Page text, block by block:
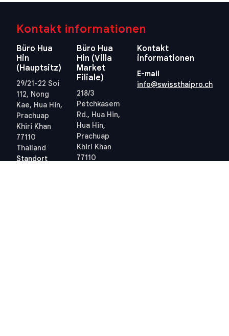
Kontakt informationen
Büro Hua
Hin
(Hauptsitz)
29/21-22 Soi
112, Nong
Kae, Hua Hin,
Prachuap
Khiri Khan
77110
Thailand
Standort
Büro Hua
Hin (Villa
Market
Filiale)
218/3
Petchkasem
Rd., Hua Hin,
Hua Hin,
Prachuap
Khiri Khan
77110
Kontakt
informationen
E-mail
info@swissthaipro.ch